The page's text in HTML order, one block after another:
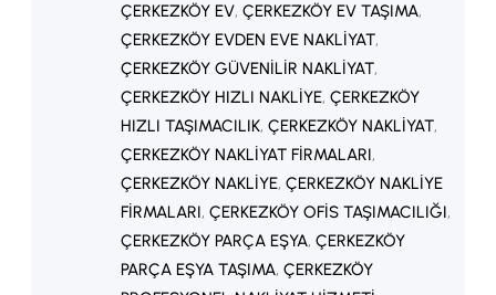
Nakliyat Hizmeti İstanbul evden eve
nakliyat, Avrupa ve Anadolu
Yakası’nda taşınma sürecini güvenli,
hızlı…
ÇERKEZKÖY EV, ÇERKEZKÖY EV TAŞIMA
ÇERKEZKÖY EVDEN EVE NAKLIYAT
ÇERKEZKÖY GÜVENILIR NAKLIYAT
ÇERKEZKÖY HIZLI NAKLIYE, ÇERKEZKÖY
HIZLI TAŞIMACILIK, ÇERKEZKÖY NAKLIYAT
ÇERKEZKÖY NAKLIYAT FIRMALARI
ÇERKEZKÖY NAKLIYE, ÇERKEZKÖY NAKLIYE
FIRMALARI, ÇERKEZKÖY OFIS TAŞIMACILIĞI
ÇERKEZKÖY PARÇA EŞYA, ÇERKEZKÖY
PARÇA EŞYA TAŞIMA, ÇERKEZKÖY